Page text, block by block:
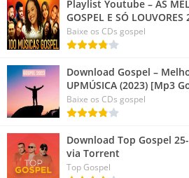
Playlist Youtube – AS
GOSPEL E SÓ LOUVORES
Baixe os CDs gospel
Download Gospel –
UPMÚSICA (2023) [Mp3
Baixe os CDs gospel
Download Top Gospel
via Torrent
Top Gospel